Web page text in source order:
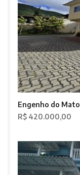
Engenho do Mato
R$ 420.000,00